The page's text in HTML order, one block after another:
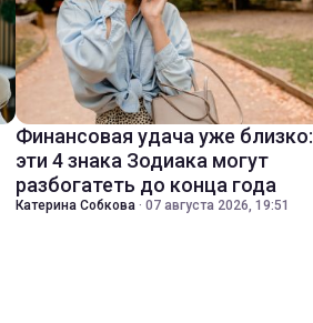
Финансовая удача уже близко:
эти 4 знака Зодиака могут
разбогатеть до конца года
Катерина Собкова · 07 августа 2026, 19:51